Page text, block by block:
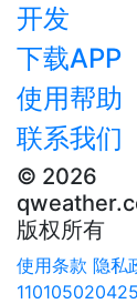
开发
下载APP
使用帮助
联系我们
© 2026
版权所有
使用条款 隐私